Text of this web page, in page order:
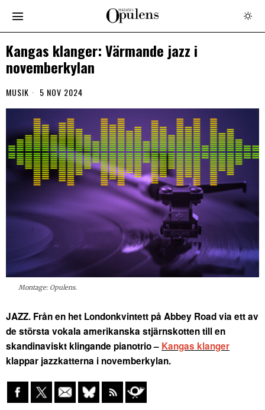
Kangas klanger: Värmande jazz i
novemberkylan
MUSIK 5 NOV 2024
Montage: Opulens.
JAZZ. Från en het Londonkvintett på Abbey Road via ett av
de största vokala amerikanska stjärnskotten till en
skandinaviskt klingande pianotrio – Kangas klanger
klappar jazzkatterna i novemberkylan.